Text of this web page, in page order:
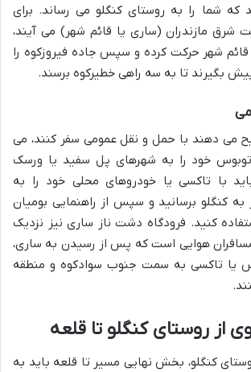
که شما را به روستای کنگلو می رساند. برای
شرق مازندران (ساری یا قائم شهر) می آیند،
شهر حرکت کرده و سپس جاده فیروزکوه را
بگیرند تا به سه راهی خطیرکوه برسند.
می دهند با حمل و نقل عمومی سفر کنند، می
اتوبوس خود را به شهرهای پل سفید یا ورسک
باید با تاکسی یا خودروهای محلی خود را به
به کنگلو برسانید و سپس از راهنمایی بومیان
کنید. فرودگاه دشت ناز ساری نیز نزدیک
مسافران هوایی است که پس از رسیدن به ساری،
یا تاکسی به سمت جنوب سوادکوه و منطقه
از روستای کنگلو تا قلعه
کنگلو، بخش نهایی مسیر تا قلعه باید به